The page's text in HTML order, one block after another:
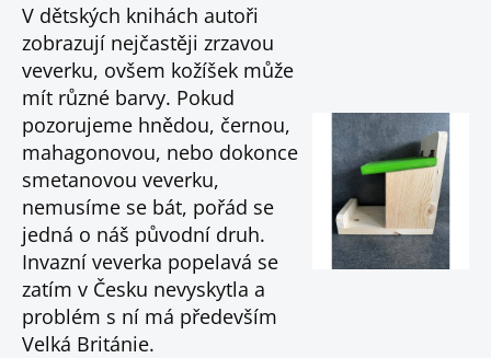
V dětských knihách autoři
zobrazují nejčastěji zrzavou
veverku, ovšem kožíšek může
mít různé barvy. Pokud
pozorujeme hnědou, černou,
mahagonovou, nebo dokonce
smetanovou veverku,
nemusíme se bát, pořád se
jedná o náš původní druh.
Invazní veverka popelavá se
zatím v Česku nevyskytla a
problém s ní má především
Velká Británie.